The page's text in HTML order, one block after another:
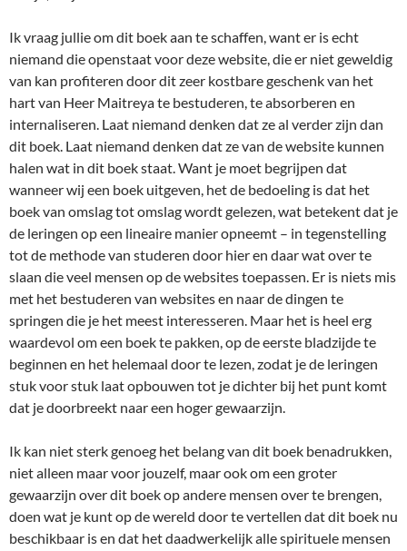
Ik vraag jullie om dit boek aan te schaffen, want er is echt
niemand die openstaat voor deze website, die er niet geweldig
van kan profiteren door dit zeer kostbare geschenk van het
hart van Heer Maitreya te bestuderen, te absorberen en
internaliseren. Laat niemand denken dat ze al verder zijn dan
dit boek. Laat niemand denken dat ze van de website kunnen
halen wat in dit boek staat. Want je moet begrijpen dat
wanneer wij een boek uitgeven, het de bedoeling is dat het
boek van omslag tot omslag wordt gelezen, wat betekent dat je
de leringen op een lineaire manier opneemt – in tegenstelling
tot de methode van studeren door hier en daar wat over te
slaan die veel mensen op de websites toepassen. Er is niets mis
met het bestuderen van websites en naar de dingen te
springen die je het meest interesseren. Maar het is heel erg
waardevol om een boek te pakken, op de eerste bladzijde te
beginnen en het helemaal door te lezen, zodat je de leringen
stuk voor stuk laat opbouwen tot je dichter bij het punt komt
dat je doorbreekt naar een hoger gewaarzijn.
Ik kan niet sterk genoeg het belang van dit boek benadrukken,
niet alleen maar voor jouzelf, maar ook om een groter
gewaarzijn over dit boek op andere mensen over te brengen,
doen wat je kunt op de wereld door te vertellen dat dit boek nu
beschikbaar is en dat het daadwerkelijk alle spirituele mensen